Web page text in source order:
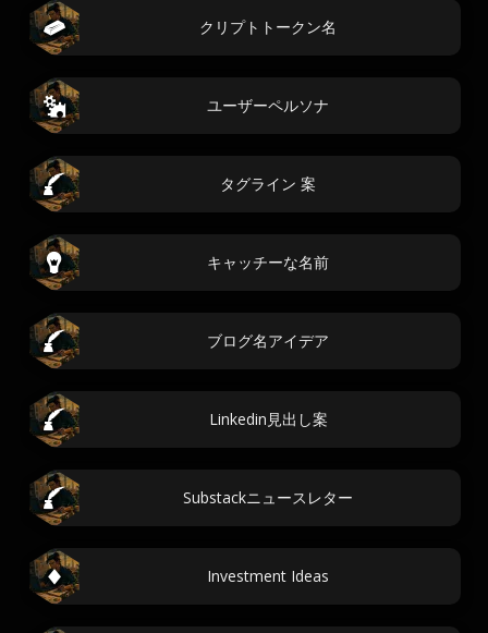
クリプトトークン名
ユーザーペルソナ
タグライン 案
キャッチーな名前
ブログ名アイデア
Linkedin見出し案
Substackニュースレター
Investment Ideas